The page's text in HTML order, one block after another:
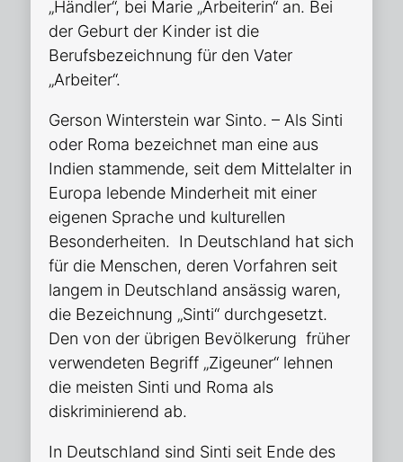
„Händler“, bei Marie „Arbeiterin“ an. Bei
der Geburt der Kinder ist die
Berufsbezeichnung für den Vater
„Arbeiter“.
Gerson Winterstein war Sinto. – Als Sinti
oder Roma bezeichnet man eine aus
Indien stammende, seit dem Mittelalter in
Europa lebende Minderheit mit einer
eigenen Sprache und kulturellen
Besonderheiten. In Deutschland hat sich
für die Menschen, deren Vorfahren seit
langem in Deutschland ansässig waren,
die Bezeichnung „Sinti“ durchgesetzt.
Den von der übrigen Bevölkerung früher
verwendeten Begriff „Zigeuner“ lehnen
die meisten Sinti und Roma als
diskriminierend ab.
In Deutschland sind Sinti seit Ende des